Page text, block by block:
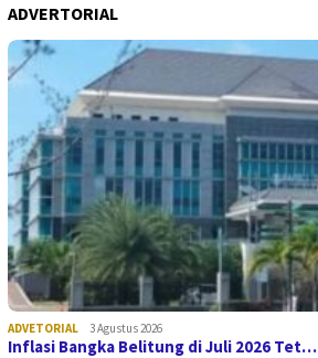
ADVERTORIAL
ADVETORIAL 3 Agustus 2026
Inflasi Bangka Belitung di Juli 2026 Tet…